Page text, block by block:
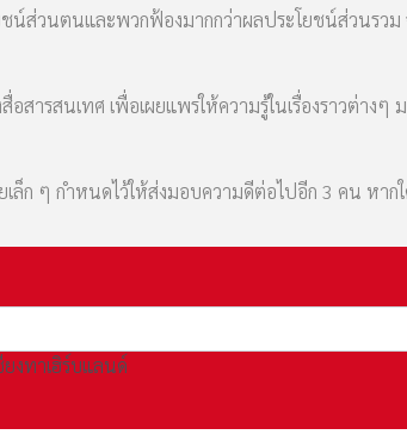
น์ส่วนตนและพวกฟ้องมากกว่าผลประโยชน์ส่วนร
ารสนเทศ เพื่อเผยแพร่ให้ความรู้ในเรื่องราวต่างๆ
ล็ก ๆ กำหนดไว้ให้ส่งมอบความดีต่อไปอีก 3 คน หา
งทาเฮิร์บแลนด์